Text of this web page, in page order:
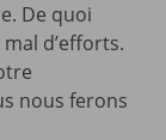
De quoi
d’efforts.
nous ferons